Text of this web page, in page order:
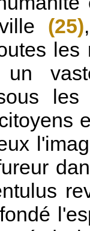
(25)
les
un